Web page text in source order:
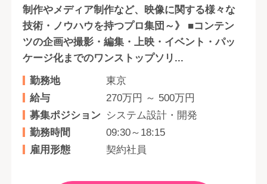
制作やメディア制作など、映像に関する様々な
技術・ノウハウを持つプロ集団～》 ■コンテン
ツの企画や撮影・編集・上映・イベント・パッ
ケージ化までのワンストップソリ...
勤務地
東京
給与
270万円 ～ 500万円
募集ポジション システム設計・開発
勤務時間
09:30～18:15
雇用形態
契約社員